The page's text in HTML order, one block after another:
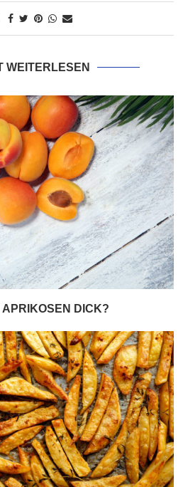
WEITERLESEN
APRIKOSEN DICK?